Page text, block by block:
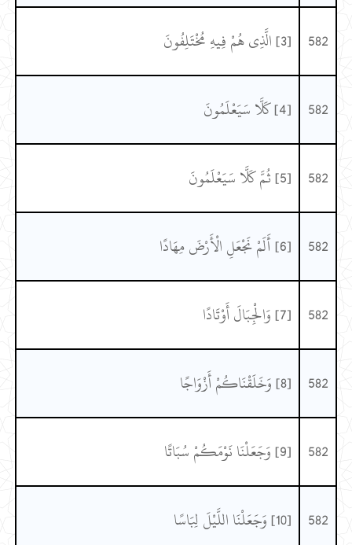
582 [3] الَّذِي هُمْ فِيهِ مُخْتَلِفُونَ
582 [4] كَلَّا سَيَعْلَمُونَ
582 [5] ثُمَّ كَلَّا سَيَعْلَمُونَ
582 [6] أَلَمْ نَجْعَلِ الْأَرْضَ مِهَادًا
582 [7] وَالْجِبَالَ أَوْتَادًا
582 [8] وَخَلَقْنَاكُمْ أَزْوَاجًا
582 [9] وَجَعَلْنَا نَوْمَكُمْ سُبَاتًا
582 [10] وَجَعَلْنَا اللَّيْلَ لِبَاسًا